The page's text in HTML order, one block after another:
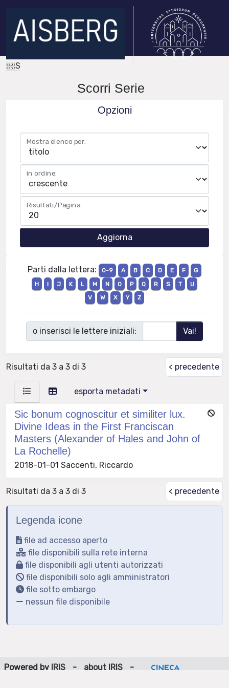
IRIS
Scorri Serie
Opzioni
Mostra elenco per:
in ordine:
Risultati/Pagina
Parti dalla lettera: 0-9 A B C D E F
G
H
I J K L M N O P Q R S T
U
V
W X Y Z
o inserisci le lettere iniziali:
Risultati da 3 a 3 di 3 < precedente
esporta metadati
Sic bonum cognoscitur et similiter lux.
Divine Ideas in the First Franciscan
Masters (Alexander of Hales and John of
La Rochelle)
2018-01-01 Saccenti, Riccardo
Risultati da 3 a 3 di 3 < precedente
Legenda icone
file ad accesso aperto
file disponibili sulla rete interna
file disponibili agli utenti autorizzati
file disponibili solo agli amministratori
file sotto embargo
nessun file disponibile
Powered by IRIS - about IRIS
-